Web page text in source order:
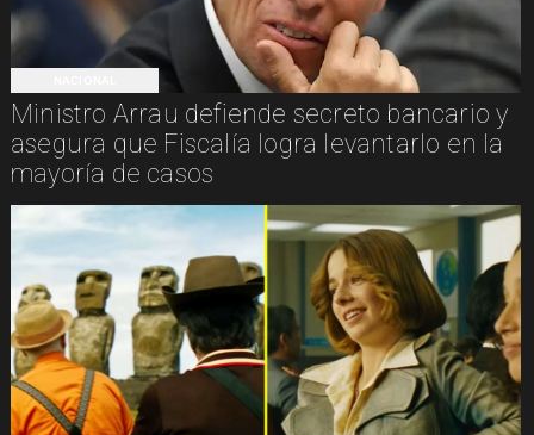
Ministro Arrau defiende secreto bancario y
asegura que Fiscalía logra levantarlo en la
mayoría de casos